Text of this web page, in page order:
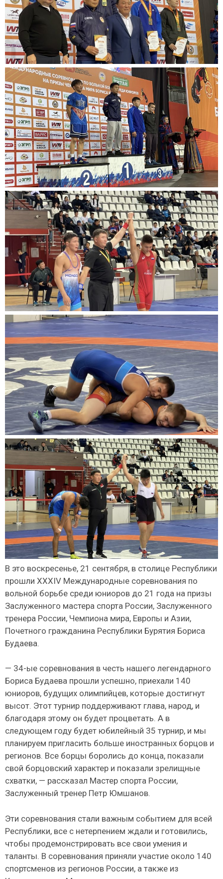
В это воскресенье, 21 сентября, в столице Республики
прошли XXXIV Международные соревнования по
вольной борьбе среди юниоров до 21 года на призы
Заслуженного мастера спорта России, Заслуженного
тренера России, Чемпиона мира, Европы и Азии,
Почетного гражданина Республики Бурятия Бориса
Будаева.
— 34-ые соревнования в честь нашего легендарного
Бориса Будаева прошли успешно, приехали 140
юниоров, будущих олимпийцев, которые достигнут
высот. Этот турнир поддерживают глава, народ, и
благодаря этому он будет процветать. А в
следующем году будет юбилейный 35 турнир, и мы
планируем пригласить больше иностранных борцов и
регионов. Все борцы боролись до конца, показали
свой борцовский характер и показали зрелищные
схватки, — рассказал Мастер спорта России,
Заслуженный тренер Петр Юмшанов.
Эти соревнования стали важным событием для всей
Республики, все с нетерпением ждали и готовились,
чтобы продемонстрировать все свои умения и
таланты. В соревнования приняли участие около 140
спортсменов из регионов России, а также из